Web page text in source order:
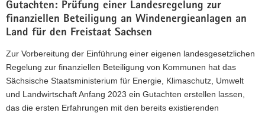
d
e
N
a
v
i
g
a
Gutachten: Prüfung einer Landesregelung zur
finanziellen Beteiligung an Windenergieanlagen an
Land für den Freistaat Sachsen
Zur Vorbereitung der Einführung einer eigenen landesgesetzlichen
Regelung zur finanziellen Beteiligung von Kommunen hat das
Sächsische Staatsministerium für Energie, Klimaschutz, Umwelt
und Landwirtschaft Anfang 2023 ein Gutachten erstellen lassen,
das die ersten Erfahrungen mit den bereits existierenden